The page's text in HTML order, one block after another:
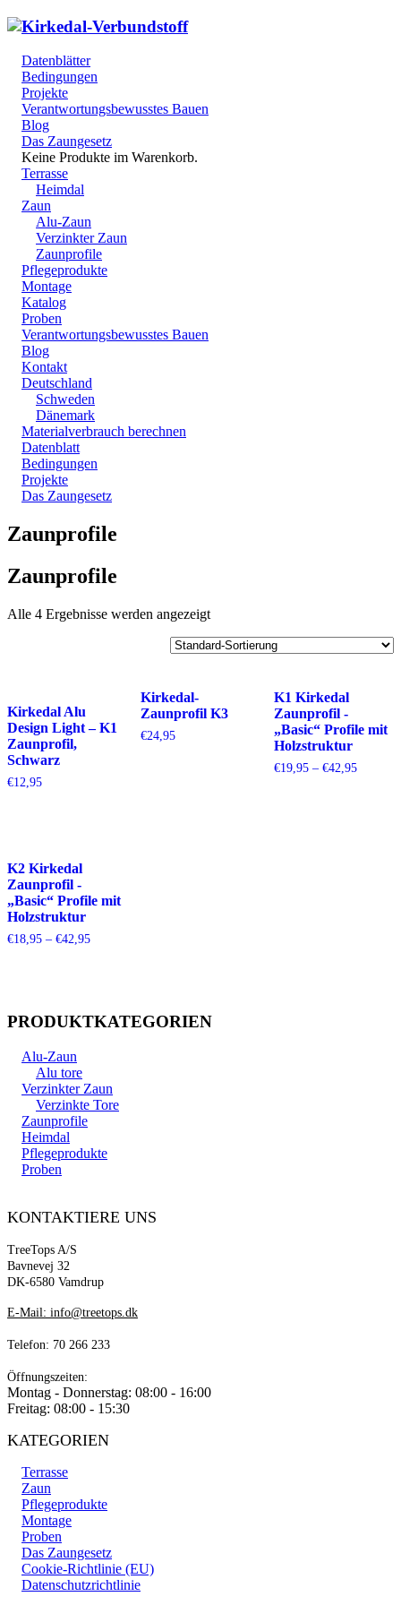
Datenblätter
Bedingungen
Projekte
Verantwortungsbewusstes Bauen
Blog
Das Zaungesetz
Keine Produkte im Warenkorb.
Terrasse
Heimdal
Zaun
Alu-Zaun
Verzinkter Zaun
Zaunprofile
Pflegeprodukte
Montage
Katalog
Proben
Verantwortungsbewusstes Bauen
Blog
Kontakt
Deutschland
Schweden
Dänemark
Materialverbrauch berechnen
Datenblatt
Bedingungen
Projekte
Das Zaungesetz
Zaunprofile
Zaunprofile
Alle 4 Ergebnisse werden angezeigt
Kirkedal Alu
Design Light – K1
Zaunprofil,
Schwarz
€12,95
Kirkedal-
Zaunprofil K3
€24,95
K1 Kirkedal
Zaunprofil -
„Basic“ Profile mit
Holzstruktur
€19,95 –€42,95
K2 Kirkedal
Zaunprofil -
„Basic“ Profile mit
Holzstruktur
€18,95 – €42,95Preisspanne:
PRODUKTKATEGORIEN
Alu-Zaun
Alu tore
Verzinkter Zaun
Verzinkte Tore
Zaunprofile
Heimdal
Pflegeprodukte
Proben
KONTAKTIERE UNS
TreeTops A/S
Bavnevej 32
DK-6580 Vamdrup
E-Mail: info@treetops.dk
Telefon: 70 266 233
Öffnungszeiten:
Montag - Donnerstag: 08:00 - 16:00
Freitag: 08:00 - 15:30
KATEGORIEN
Terrasse
Zaun
Pflegeprodukte
Montage
Proben
Das Zaungesetz
Cookie-Richtlinie (EU)
Datenschutzrichtlinie